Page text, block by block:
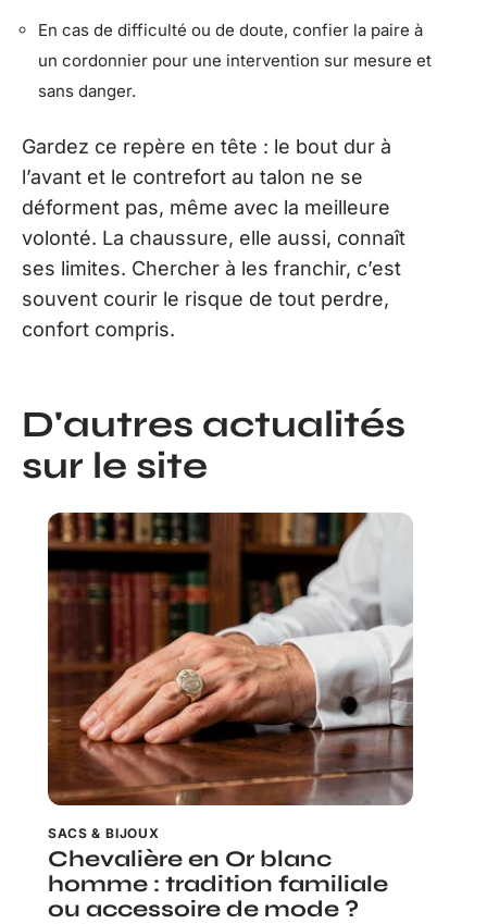
En cas de difficulté ou de doute, confier la paire à
un cordonnier pour une intervention sur mesure et
sans danger.
Gardez ce repère en tête : le bout dur à
l’avant et le contrefort au talon ne se
déforment pas, même avec la meilleure
volonté. La chaussure, elle aussi, connaît
ses limites. Chercher à les franchir, c’est
souvent courir le risque de tout perdre,
confort compris.
D'autres actualités
sur le site
SACS & BIJOUX
Chevalière en Or blanc
homme : tradition familiale
ou accessoire de mode ?